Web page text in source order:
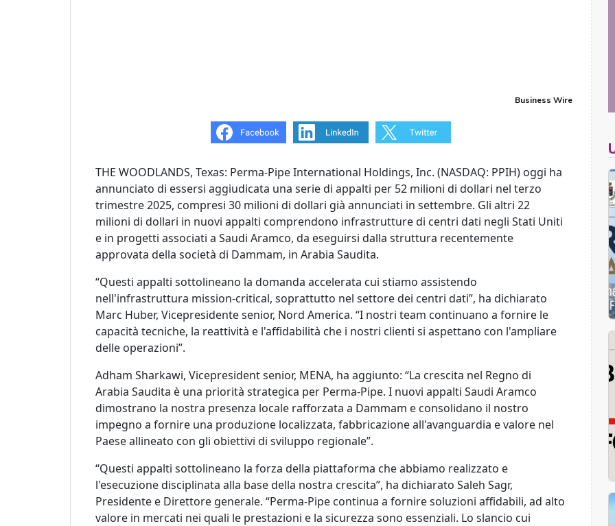
Business Wire
THE WOODLANDS, Texas: Perma-Pipe International Holdings, Inc. (NASDAQ: PPIH) oggi ha
annunciato di essersi aggiudicata una serie di appalti per 52 milioni di dollari nel terzo
trimestre 2025, compresi 30 milioni di dollari già annunciati in settembre. Gli altri 22
milioni di dollari in nuovi appalti comprendono infrastrutture di centri dati negli Stati Uniti
e in progetti associati a Saudi Aramco, da eseguirsi dalla struttura recentemente
approvata della società di Dammam, in Arabia Saudita.
“Questi appalti sottolineano la domanda accelerata cui stiamo assistendo
nell'infrastruttura mission-critical, soprattutto nel settore dei centri dati”, ha dichiarato
Marc Huber, Vicepresidente senior, Nord America. “I nostri team continuano a fornire le
capacità tecniche, la reattività e l'affidabilità che i nostri clienti si aspettano con l'ampliare
delle operazioni”.
Adham Sharkawi, Vicepresident senior, MENA, ha aggiunto: “La crescita nel Regno di
Arabia Saudita è una priorità strategica per Perma-Pipe. I nuovi appalti Saudi Aramco
dimostrano la nostra presenza locale rafforzata a Dammam e consolidano il nostro
impegno a fornire una produzione localizzata, fabbricazione all'avanguardia e valore nel
Paese allineato con gli obiettivi di sviluppo regionale”.
“Questi appalti sottolineano la forza della piattaforma che abbiamo realizzato e
l'esecuzione disciplinata alla base della nostra crescita”, ha dichiarato Saleh Sagr,
Presidente e Direttore generale. “Perma-Pipe continua a fornire soluzioni affidabili, ad alto
valore in mercati nei quali le prestazioni e la sicurezza sono essenziali. Lo slancio cui